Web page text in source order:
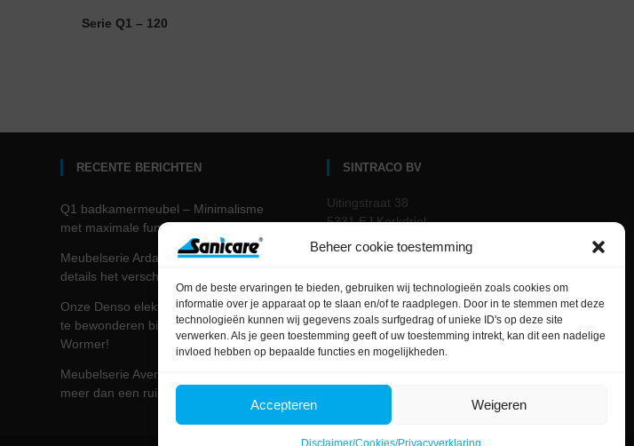
Beheer cookie toestemming
Om de beste ervaringen te bieden, gebruiken wij technologieën zoals cookies om
informatie over je apparaat op te slaan en/of te raadplegen. Door in te stemmen met deze
technologieën kunnen wij gegevens zoals surfgedrag of unieke ID's op deze site
verwerken. Als je geen toestemming geeft of uw toestemming intrekt, kan dit een nadelige
invloed hebben op bepaalde functies en mogelijkheden.
Accepteren Weigeren
Disclaimer/Cookies/Privacyverklaring
Serie Q1 – 120
RECENTE BERICHTEN
Q1 badkamermeubel – Minimalisme
met maximale functionaliteit.
Meubelserie Arda – waar slimme
details het verschil maken
Onze Denso elektrische plaatradiator
te bewonderen bij Mega Dump
Wormer!
Meubelserie Avenza, een badkamer is
meer dan een ruimte!
SINTRACO BV
Uitingstraat 38
5331 EJ Kerkdriel
The Netherlands
WhatsApp support:
06 – 29.51.36.04